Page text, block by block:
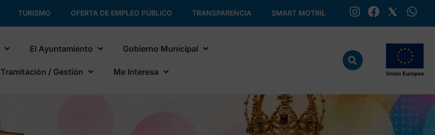
TURISMO OFERTA DE EMPLEO PÚBLICO TRANSPARENCIA SMART MOTRIL
El Ayuntamiento Gobierno Municipal
Tramitación / Gestión Me Interesa